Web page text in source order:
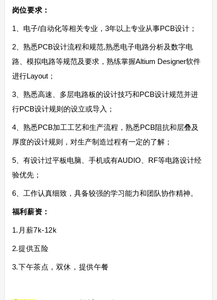
岗位要求：
1、电子/自动化等相关专业，3年以上专业从事PCB设计；
2、熟悉PCB设计流程和规范,熟悉电子电路分析及数字电
路、模拟电路等规范及要求，熟练掌握Altium Designer软件
进行Layout；
3、熟悉高速、多层电路板的设计技巧和PCB设计规范并进
行PCB设计规则的设立或导入；
4、熟悉PCB加工工艺和生产流程，熟悉PCB阻抗和层叠及
厚度的设计规则，对生产制造过程有一定的了解；
5、有设计过平板电脑、手机或有AUDIO、RF等电路设计经
验优先；
6、工作认真细致，具备较强的学习能力和团队协作精神。
福利薪资：
1.月薪7k-12k
2.提供五险
3.下午茶点，双休，提供午餐